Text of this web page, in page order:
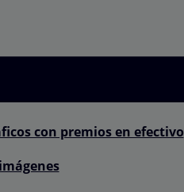
con premios en efectivo